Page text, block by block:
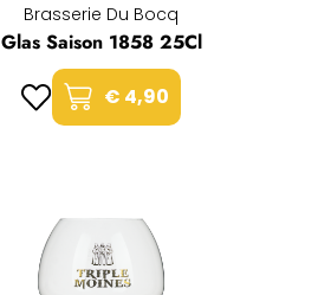
Brasserie Du Bocq
Glas Saison 1858 25Cl
€ 4,90